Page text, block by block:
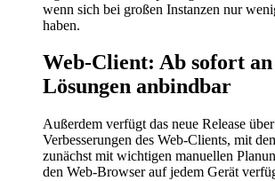
wenn sich bei großen Instanzen nur
haben.
Web-Client: Ab sofort
Lösungen anbindbar
Außerdem verfügt das neue Release
Verbesserungen des Web-Clients, mit
zunächst mit wichtigen manuellen
den Web-Browser auf jedem Gerät